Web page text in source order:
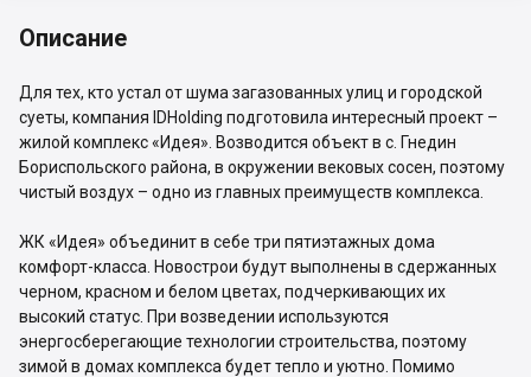
Описание
Для тех, кто устал от шума загазованных улиц и городской
суеты, компания IDHolding подготовила интересный проект –
жилой комплекс «Идея». Возводится объект в с. Гнедин
Бориспольского района, в окружении вековых сосен, поэтому
чистый воздух – одно из главных преимуществ комплекса.
ЖК «Идея» объединит в себе три пятиэтажных дома
комфорт-класса. Новострои будут выполнены в сдержанных
черном, красном и белом цветах, подчеркивающих их
высокий статус. При возведении используются
энергосберегающие технологии строительства, поэтому
зимой в домах комплекса будет тепло и уютно. Помимо